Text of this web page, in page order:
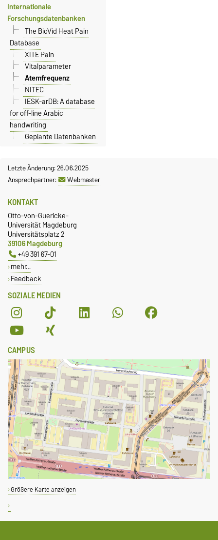
Internationale
Forschungsdatenbanken
The BioVid Heat Pain
Database
XITE Pain
Vitalparameter
Atemfrequenz
NITEC
IESK-arDB: A database
for off-line Arabic
handwriting
Geplante Datenbanken
Letzte Änderung: 26.06.2025
Ansprechpartner:
Webmaster
SOZIALE MEDIEN
KONTAKT
Otto-von-Guericke-
Universität Magdeburg
Universitätsplatz 2
39106 Magdeburg
+49 391 67-01
mehr…
Feedback
CAMPUS
Größere Karte anzeigen